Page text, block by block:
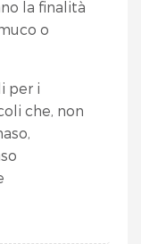
la finalità
o
per i
che, non